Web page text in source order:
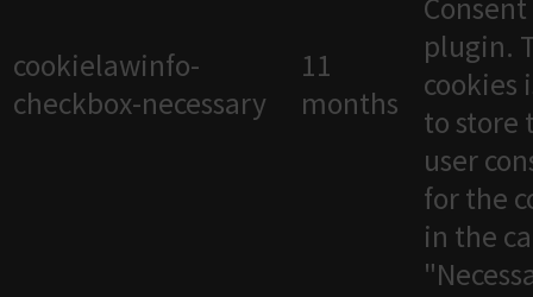
cookielawinfo-
checkbox-necessary
11
months
Consent
plugin.
cookies
to store
user
for the
in the